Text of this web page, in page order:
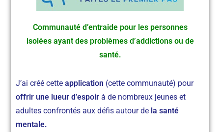
Communauté d’entraide pour les personnes
isolées ayant des problèmes d’addictions ou de
santé.
J’ai créé cetteapplication (cette communauté) pour
offrir une lueur d’espoir à de nombreux jeunes et
adultes confrontés aux défis autour de la santé
mentale.